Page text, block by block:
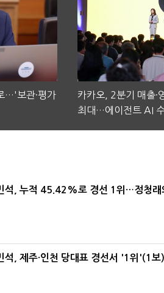
…'보관·평가
카카오, 2분기 매출·
최대…에이전트 AI
석, 누적 45.42%로 경선 1위…정청
석, 제주·인천 당대표 경선서 '1위'(1보)